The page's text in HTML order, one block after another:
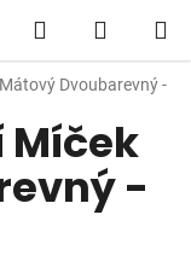
Hledat
KOŠÍK
Dvoubarevný -
Míček
-